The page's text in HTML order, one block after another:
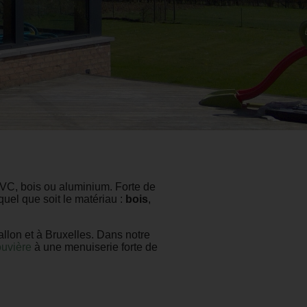
bois ou aluminium. Forte de
que soit le matériau : bois,
et à Bruxelles. Dans notre
à une menuiserie forte de